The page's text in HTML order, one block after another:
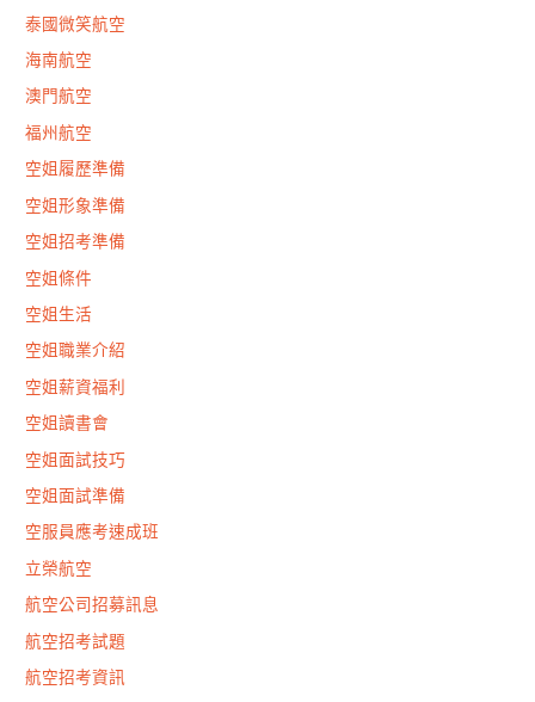
泰國微笑航空
海南航空
澳門航空
福州航空
空姐履歷準備
空姐形象準備
空姐招考準備
空姐條件
空姐生活
空姐職業介紹
空姐薪資福利
空姐讀書會
空姐面試技巧
空姐面試準備
空服員應考速成班
立榮航空
航空公司招募訊息
航空招考試題
航空招考資訊